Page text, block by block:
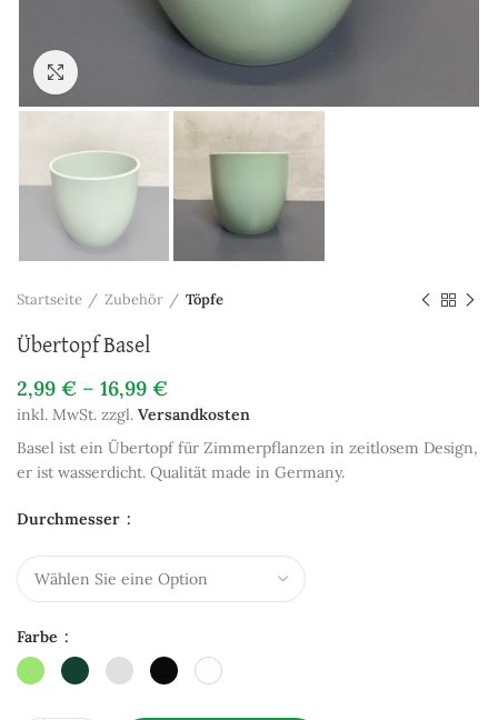
Zum Vergrößern anklicken
Startseite Zubehör Töpfe
Übertopf Basel
2,99 € – 16,99 €
inkl. MwSt. zzgl. Versandkosten
Basel ist ein Übertopf für Zimmerpflanzen in zeitlosem Design,
er ist wasserdicht. Qualität made in Germany.
Durchmesser
Farbe